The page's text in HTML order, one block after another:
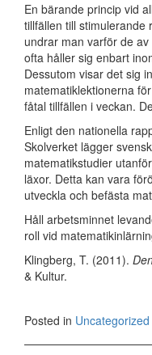
En bärande princip vid
tillfällen till stimulerande
undrar man varför de
ofta håller sig enbart
Dessutom visar det sig
matematiklektionerna
fåtal tillfällen i veckan.
Enligt den nationella
Skolverket lägger
matematikstudier
läxor. Detta kan vara
utveckla och befästa
Håll arbetsminnet
roll vid
Klingberg, T. (2011).
& Kultur.
Posted in Uncategorized